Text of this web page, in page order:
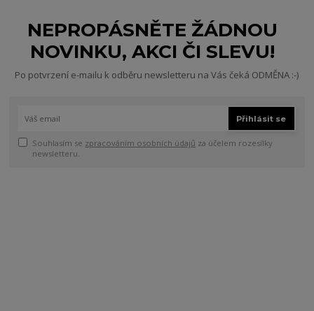
NEPROPÁSNĚTE ŽÁDNOU
NOVINKU, AKCI ČI SLEVU!
Po potvrzení e-mailu k odběru newsletteru na Vás čeká ODMĚNA :-)
Přihlásit se
Souhlasím se zpracováním osobních údajů za účelem rozesílky
newsletteru.